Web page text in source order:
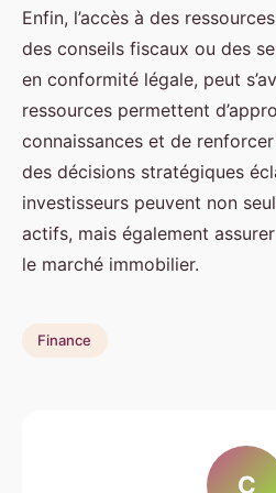
Enfin, l’accès à des
des conseils fiscaux ou des
en conformité légale, peut
ressources permettent
connaissances et de
des décisions stratégiques
investisseurs peuvent non
actifs, mais également
le marché immobilier.
Finance
C